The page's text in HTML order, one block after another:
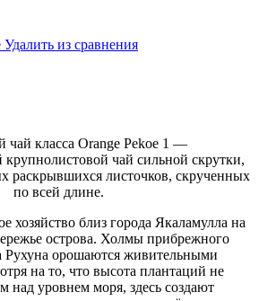
Удалить из сравнения
чай класса Orange Pekoe 1 —
крупнолистовой чай сильной скрутки,
раскрывшихся листочков, скрученных
по всей длине.
близ города Якаламулла на
острова. Холмы прибрежного
Рухуна орошаются живительными
на то, что высота плантаций не
над уровнем моря, здесь создают